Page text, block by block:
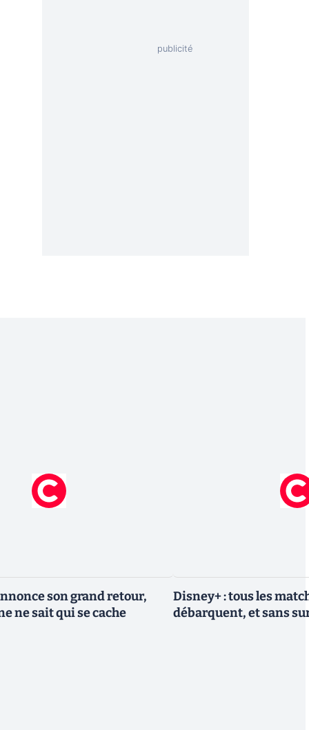
son grand retour,
ne sait qui se cache
Disney+ : tous les
débarquent, et sans